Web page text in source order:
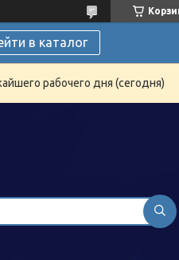
в каталог
рабочего дня (сегодня)